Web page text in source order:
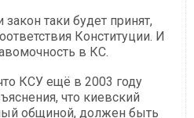
таки будет принят,
Конституции. И
в КС.
КСУ ещё в 2003 году
что киевский
общиной, должен быть